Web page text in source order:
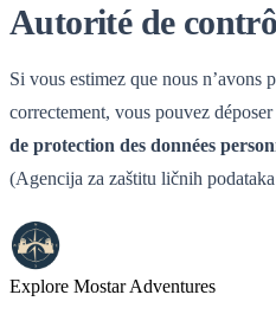
Autorité de
Si vous estimez que nous n’avons
correctement, vous pouvez
de protection des données
(Agencija za zaštitu ličnih
Explore MostarAdventures